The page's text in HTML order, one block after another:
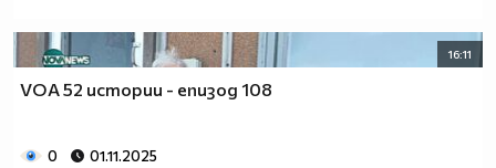
16:11
VOA 52 истории - епизод 108
0 01.11.2025